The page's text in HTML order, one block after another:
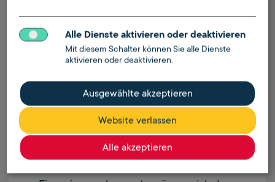
Wie kann eine nachhaltige
Finanzierungskulisse ohne
Hürden funktionieren?
Alle Dienste aktivieren oder deaktivieren
Mit diesem Schalter können Sie alle Dienste
aktivieren oder deaktivieren.
Ausgewählte akzeptieren
Website verlassen
Alle akzeptieren